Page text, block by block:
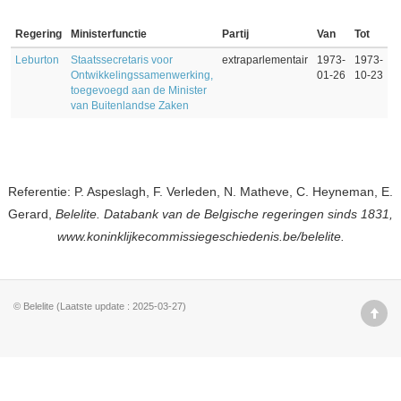
Regering Ministerfunctie Partij Van Tot
Leburton
Staatssecretaris voor
Ontwikkelingssamenwerking,
toegevoegd aan de Minister
van Buitenlandse Zaken
extraparlementair
1973-
01-26
1973-
10-23
Referentie: P. Aspeslagh, F. Verleden, N. Matheve, C. Heyneman, E.
Gerard, Belelite. Databank van de Belgische regeringen sinds 1831,
www.koninklijkecommissiegeschiedenis.be/belelite.
© Belelite (Laatste update : 2025-03-27)